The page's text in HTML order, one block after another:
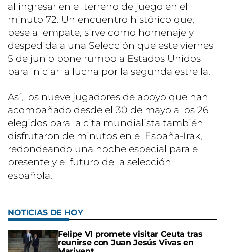
al ingresar en el terreno de juego en el
minuto 72. Un encuentro histórico que,
pese al empate, sirve como homenaje y
despedida a una Selección que este viernes
5 de junio pone rumbo a Estados Unidos
para iniciar la lucha por la segunda estrella.
Así, los nueve jugadores de apoyo que han
acompañado desde el 30 de mayo a los 26
elegidos para la cita mundialista también
disfrutaron de minutos en el España-Irak,
redondeando una noche especial para el
presente y el futuro de la selección
española.
NOTICIAS DE HOY
Felipe VI promete visitar Ceuta tras
reunirse con Juan Jesús Vivas en